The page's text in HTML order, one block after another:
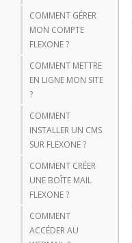
COMMENT GÉRER
MON COMPTE
FLEXONE ?
COMMENT METTRE
EN LIGNE MON SITE
?
COMMENT
INSTALLER UN CMS
SUR FLEXONE ?
COMMENT CRÉER
UNE BOÎTE MAIL
FLEXONE ?
COMMENT
ACCÉDER AU